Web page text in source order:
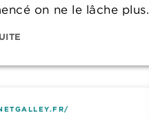
on ne le lâche plus.